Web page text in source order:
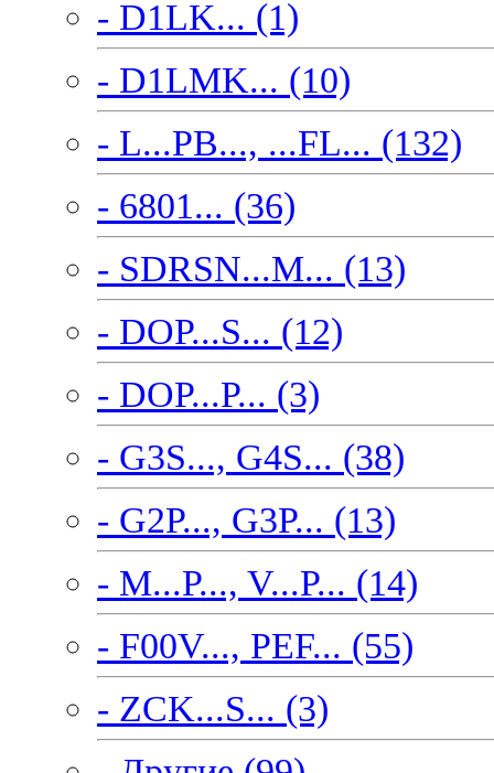
- D1LK... (1)
- D1LMK... (10)
- L...PB..., ...FL... (132)
- 6801... (36)
- SDRSN...M... (13)
- DOP...S... (12)
- DOP...P... (3)
- G3S..., G4S... (38)
- G2P..., G3P... (13)
- M...P..., V...P... (14)
- F00V..., PEF... (55)
- ZCK...S... (3)